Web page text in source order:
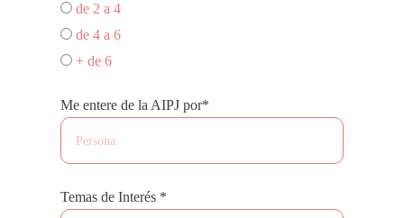
de 2 a 4
de 4 a 6
+ de 6
Me entere de la AIPJ por*
Temas de Interés *